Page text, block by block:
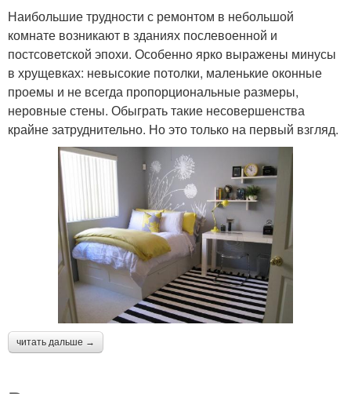
Наибольшие трудности с ремонтом в небольшой
комнате возникают в зданиях послевоенной и
постсоветской эпохи. Особенно ярко выражены минусы
в хрущевках: невысокие потолки, маленькие оконные
проемы и не всегда пропорциональные размеры,
неровные стены. Обыграть такие несовершенства
крайне затруднительно. Но это только на первый взгляд.
читать дальше →